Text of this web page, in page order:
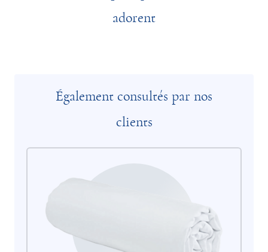
adorent
Également consultés par nos
clients